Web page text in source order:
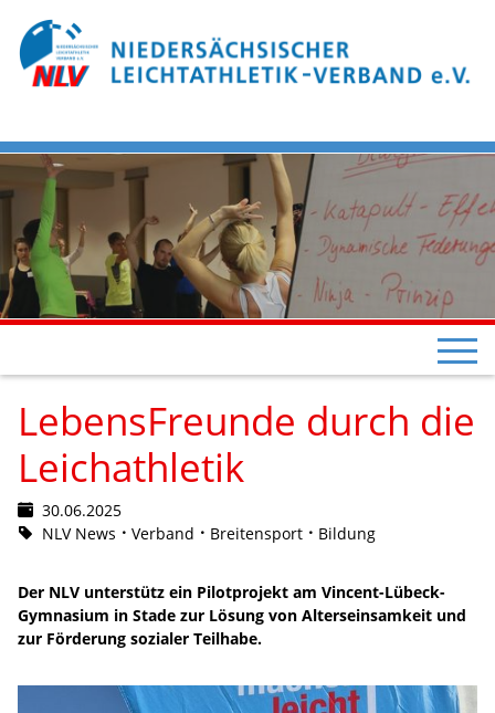
LebensFreunde durch die
Leichathletik
30.06.2025
NLV News
Verband Breitensport Bildung
Der NLV unterstütz ein Pilotprojekt am Vincent-Lübeck-
Gymnasium in Stade zur Lösung von Alterseinsamkeit und
zur Förderung sozialer Teilhabe.